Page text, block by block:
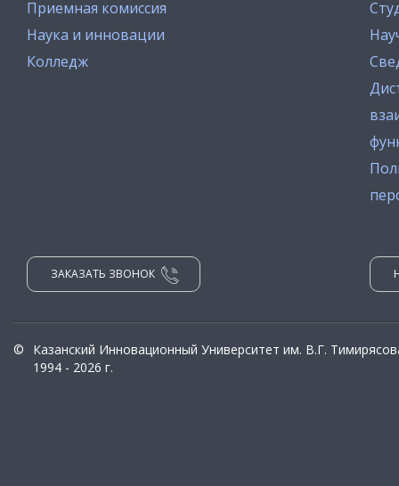
Приемная комиссия
Наука и инновации
Колледж
ЗАКАЗАТЬ ЗВОНОК
©
Казанский Инновационный Университет им. В.Г.
1994 - 2026 г.